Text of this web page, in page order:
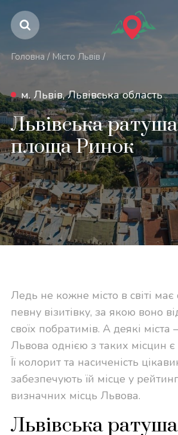
Головна / Місто Львів /
м. Львів, Львівська область
Львівська
площа Ринок
Ледь не кожне місто в світі
певну візитівку, за якою воно
своїх побратимів. А деякі міста
Львова однією з таких місцин
Її колорит та насиченість
забезпечують їй місце у
визначних місць Львова.
Львівська ратуша